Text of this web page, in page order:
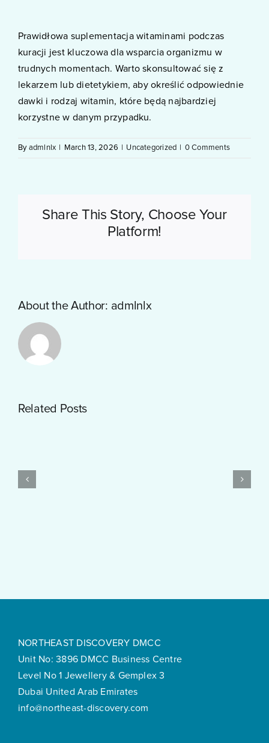
Prawidłowa suplementacja witaminami podczas
kuracji jest kluczowa dla wsparcia organizmu w
trudnych momentach. Warto skonsultować się z
lekarzem lub dietetykiem, aby określić odpowiednie
dawki i rodzaj witamin, które będą najbardziej
korzystne w danym przypadku.
By admlnlx March 13, 2026 Uncategorized 0 Comments
Share This Story, Choose Your
Platform!
About the Author: admlnlx
Related PostsGetting
NORTHEAST DISCOVERY DMCC
Unit No: 3896 DMCC Business Centre
Level No 1 Jewellery & Gemplex 3
Dubai United Arab Emirates
info@northeast-discovery.com